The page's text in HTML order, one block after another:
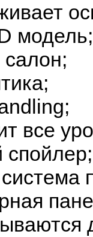
модель;
все
спойлер;